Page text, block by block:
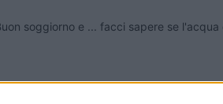
soggiorno e ... facci sapere se